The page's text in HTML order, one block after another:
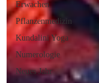
Erwachen
Pflanzenmedizin
Kundalini Yoga
Numerologie
Neues Jahr